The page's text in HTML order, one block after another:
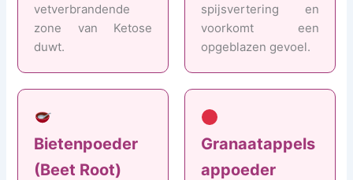
vetverbrandende
zone van Ketose
duwt.
spijsvertering en
voorkomt een
opgeblazen gevoel.
Bietenpoeder
(Beet Root)
Granaatappels
appoeder